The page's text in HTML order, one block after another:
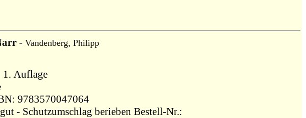
- Vandenberg, Philipp
Auflage
g ISBN: 9783570047064
- Schutzumschlag berieben Bestell-Nr.: